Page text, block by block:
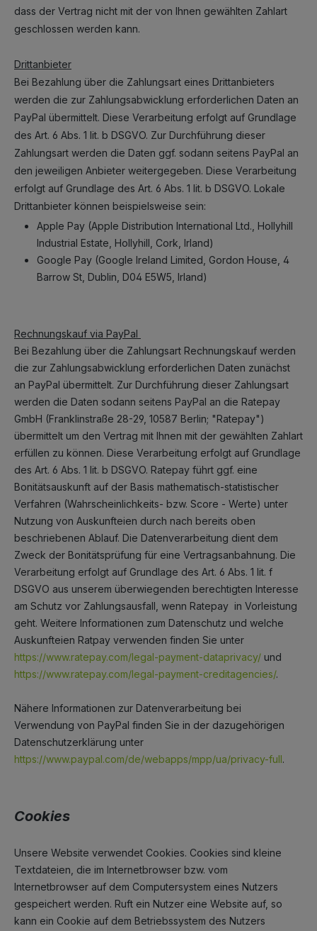
dass der Vertrag nicht mit der von Ihnen gewählten Zahlart
geschlossen werden kann.
Drittanbieter
Bei Bezahlung über die Zahlungsart eines Drittanbieters
werden die zur Zahlungsabwicklung erforderlichen Daten an
PayPal übermittelt. Diese Verarbeitung erfolgt auf Grundlage
des Art. 6 Abs. 1 lit. b DSGVO. Zur Durchführung dieser
Zahlungsart werden die Daten ggf. sodann seitens PayPal an
den jeweiligen Anbieter weitergegeben. Diese Verarbeitung
erfolgt auf Grundlage des Art. 6 Abs. 1 lit. b DSGVO. Lokale
Drittanbieter können beispielsweise sein:
Apple Pay (Apple Distribution International Ltd., Hollyhill
Industrial Estate, Hollyhill, Cork, Irland)
Google Pay (Google Ireland Limited, Gordon House, 4
Barrow St, Dublin, D04 E5W5, Irland)
Rechnungskauf via PayPal
Bei Bezahlung über die Zahlungsart Rechnungskauf werden
die zur Zahlungsabwicklung erforderlichen Daten zunächst
an PayPal übermittelt. Zur Durchführung dieser Zahlungsart
werden die Daten sodann seitens PayPal an die Ratepay
GmbH (Franklinstraße 28-29, 10587 Berlin; "Ratepay")
übermittelt um den Vertrag mit Ihnen mit der gewählten Zahlart
erfüllen zu können. Diese Verarbeitung erfolgt auf Grundlage
des Art. 6 Abs. 1 lit. b DSGVO. Ratepay führt ggf. eine
Bonitätsauskunft auf der Basis mathematisch-statistischer
Verfahren (Wahrscheinlichkeits- bzw. Score - Werte) unter
Nutzung von Auskunfteien durch nach bereits oben
beschriebenen Ablauf. Die Datenverarbeitung dient dem
Zweck der Bonitätsprüfung für eine Vertragsanbahnung. Die
Verarbeitung erfolgt auf Grundlage des Art. 6 Abs. 1 lit. f
DSGVO aus unserem überwiegenden berechtigten Interesse
am Schutz vor Zahlungsausfall, wenn Ratepay in Vorleistung
geht. Weitere Informationen zum Datenschutz und welche
Auskunfteien Ratpay verwenden finden Sie unter
https://www.ratepay.com/legal-payment-dataprivacy/ und
https://www.ratepay.com/legal-payment-creditagencies/.
Nähere Informationen zur Datenverarbeitung bei
Verwendung von PayPal finden Sie in der dazugehörigen
Datenschutzerklärung unter
https://www.paypal.com/de/webapps/mpp/ua/privacy-full.
Cookies
Unsere Website verwendet Cookies. Cookies sind kleine
Textdateien, die im Internetbrowser bzw. vom
Internetbrowser auf dem Computersystem eines Nutzers
gespeichert werden. Ruft ein Nutzer eine Website auf, so
kann ein Cookie auf dem Betriebssystem des Nutzers